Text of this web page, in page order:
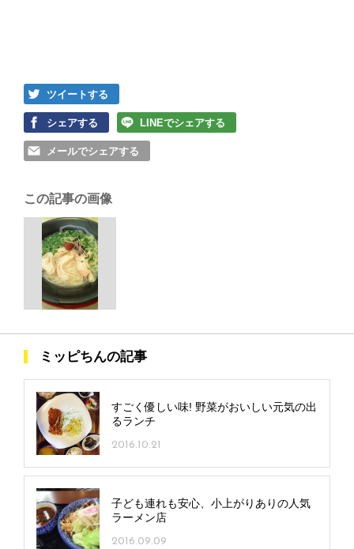
ツイートする
シェアする LINEでシェアする
メールでシェアする
この記事の画像
ミッピちんの記事
すごく優しい味! 野菜がおいしい元気の出
るランチ
2016.10.21
子ども連れも安心、小上がりありの人気
ラーメン店
2016.09.09